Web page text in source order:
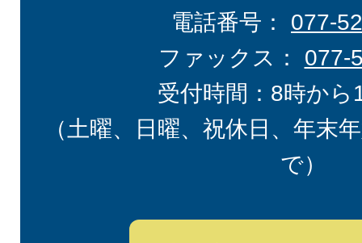
電話番号： 077-
ファックス： 077-
受付時間：8時から
（土曜、日曜、祝休日、年末
で）